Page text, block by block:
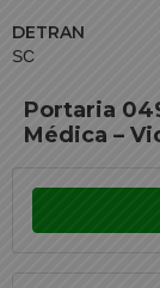
DETRAN
SC
Portaria
Médica –